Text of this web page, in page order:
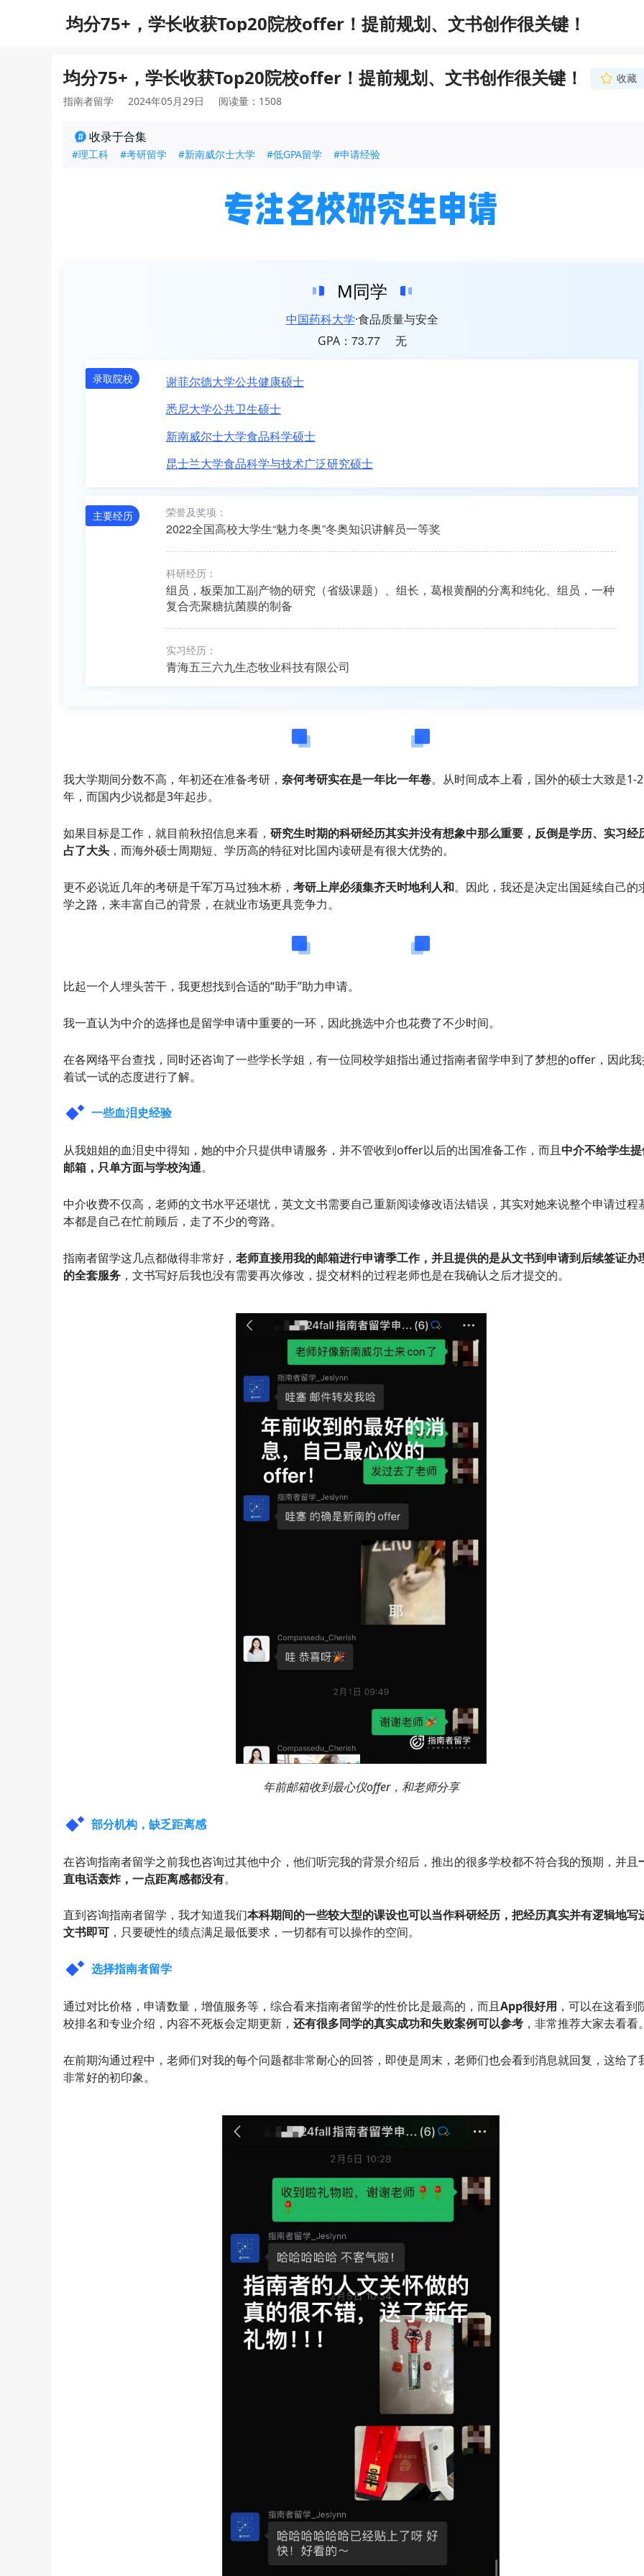
均分75+，学长收获Top20院校offer！提前规划、文书创作很关键！
均分75+，学长收获Top20院校offer！提前规划、文书创作很关键！
收藏
指南者留学
2024年05月29日 阅读量：1508
收录于合集
#理工科 #考研留学 #新南威尔士大学 #低GPA留学 #申请经验
M同学
中国药科大学 食品质量与安全
GPA： 73.77 无
录取院校
谢菲尔德大学公共健康硕士
悉尼大学公共卫生硕士
新南威尔士大学食品科学硕士
昆士兰大学食品科学与技术广泛研究硕士
主要经历 荣誉及奖项：
2022全国高校大学生“魅力冬奥”冬奥知识讲解员一等奖
科研经历：
组员，板栗加工副产物的研究（省级课题）、组长，葛根黄酮的分离和纯化、组员，一种
复合壳聚糖抗菌膜的制备
实习经历：
青海五三六九生态牧业科技有限公司
我大学期间分数不高，年初还在准备考研， 奈何考研实在是一年比一年卷。从时间成本上看，国外的硕士大致是1-2
年，而国内少说都是3年起步。
如果目标是工作，就目前秋招信息来看， 研究生时期的科研经历其实并没有想象中那么重要，反倒是学历、实习经
占了大头 ，而海外硕士周期短、学历高的特征对比国内读研是有很大优势的。
更不必说近几年的考研是千军万马过独木桥， 考研上岸必须集齐天时地利人和。因此，我还是决定出国延续自己的
学之路，来丰富自己的背景，在就业市场更具竞争力。
比起一个人埋头苦干，我更想找到合适的“助手”助力申请。
我一直认为中介的选择也是留学申请中重要的一环，因此挑选中介也花费了不少时间。
在各网络平台查找，同时还咨询了一些学长学姐，有一位同校学姐指出通过指南者留学申到了梦想的offer，因此
着试一试的态度进行了解。
一些血泪史经验
从我姐姐的血泪史中得知，她的中介只提供申请服务，并不管收到offer以后的出国准备工作，而且中介不给学生
邮箱，只单方面与学校沟通。
中介收费不仅高，老师的文书水平还堪忧，英文文书需要自己重新阅读修改语法错误，其实对她来说整个申请过程
本都是自己在忙前顾后，走了不少的弯路。
指南者留学这几点都做得非常好， 老师直接用我的邮箱进行申请季工作，并且提供的是从文书到申请到后续签证办
的全套服务 ，文书写好后我也没有需要再次修改，提交材料的过程老师也是在我确认之后才提交的。
年前邮箱收到最心仪offer，和老师分享
部分机构，缺乏距离感
在咨询指南者留学之前我也咨询过其他中介，他们听完我的背景介绍后，推出的很多学校都不符合我的预期，并且
直电话轰炸，一点距离感都没有。
直到咨询指南者留学，我才知道我们本科期间的一些较大型的课设也可以当作科研经历，把经历真实并有逻辑地写
文书即可 ，只要硬性的绩点满足最低要求，一切都有可以操作的空间。
选择指南者留学
通过对比价格，申请数量，增值服务等，综合看来指南者留学的性价比是最高的，而且App很好用 ，可以在这看到
校排名和专业介绍，内容不死板会定期更新， 还有很多同学的真实成功和失败案例可以参考 ，非常推荐大家去看看
在前期沟通过程中，老师们对我的每个问题都非常耐心的回答，即使是周末，老师们也会看到消息就回复，这给了
非常好的初印象。